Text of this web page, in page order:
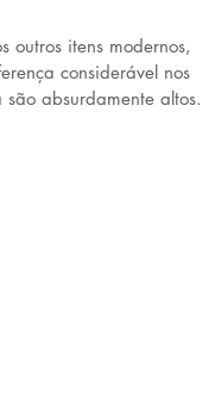
outros itens modernos,
considerável nos
absurdamente altos.